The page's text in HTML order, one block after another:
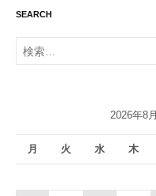
SEARCH
検
索:
2026年8月
月 火 水 木